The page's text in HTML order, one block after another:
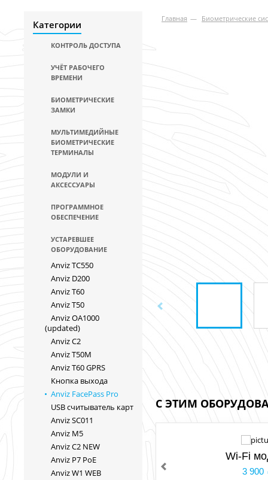
Категории
КОНТРОЛЬ ДОСТУПА
УЧЁТ РАБОЧЕГО
ВРЕМЕНИ
БИОМЕТРИЧЕСКИЕ
ЗАМКИ
МУЛЬТИМЕДИЙНЫЕ
БИОМЕТРИЧЕСКИЕ
ТЕРМИНАЛЫ
МОДУЛИ И
АКСЕССУАРЫ
ПРОГРАММНОЕ
ОБЕСПЕЧЕНИЕ
УСТАРЕВШЕЕ
ОБОРУДОВАНИЕ
Anviz TC550
Anviz D200
Anviz T60
Anviz T50
Anviz OA1000
(updated)
Anviz C2
Anviz T50M
Anviz T60 GPRS
Кнопка выхода
Anviz FacePass Pro
USB cчитыватель карт
Anviz SC011
Anviz M5
Anviz C2 NEW
Anviz P7 PoE
Anviz W1 WEB
Главная — Биометрические
С ЭТИМ
Wi-Fi
3 900